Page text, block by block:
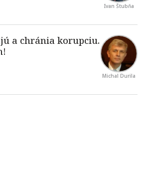
Ivan Štubňa
Michal Durila